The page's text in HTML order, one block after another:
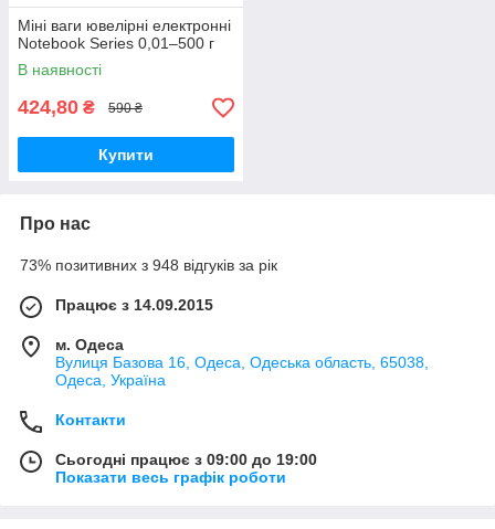
Міні ваги ювелірні електронні
Notebook Series 0,01–500 г
В наявності
424,80 ₴ 590 ₴
Купити
Про нас
73% позитивних з 948 відгуків за рік
Працює з 14.09.2015
м. Одеса
Вулиця Базова 16, Одеса, Одеська область, 65038,
Одеса, Україна
Контакти
Сьогодні працює з 09:00 до 19:00
Показати весь графік роботи